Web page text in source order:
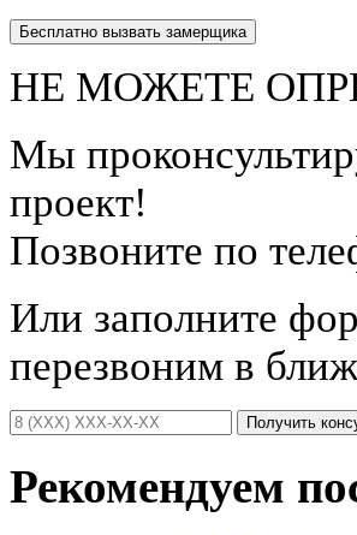
Бесплатно вызвать замерщика
НЕ МОЖЕТЕ
Мы
проект!
Позвоните по
Или заполните
перезвоним в
Получить
Рекомендуем